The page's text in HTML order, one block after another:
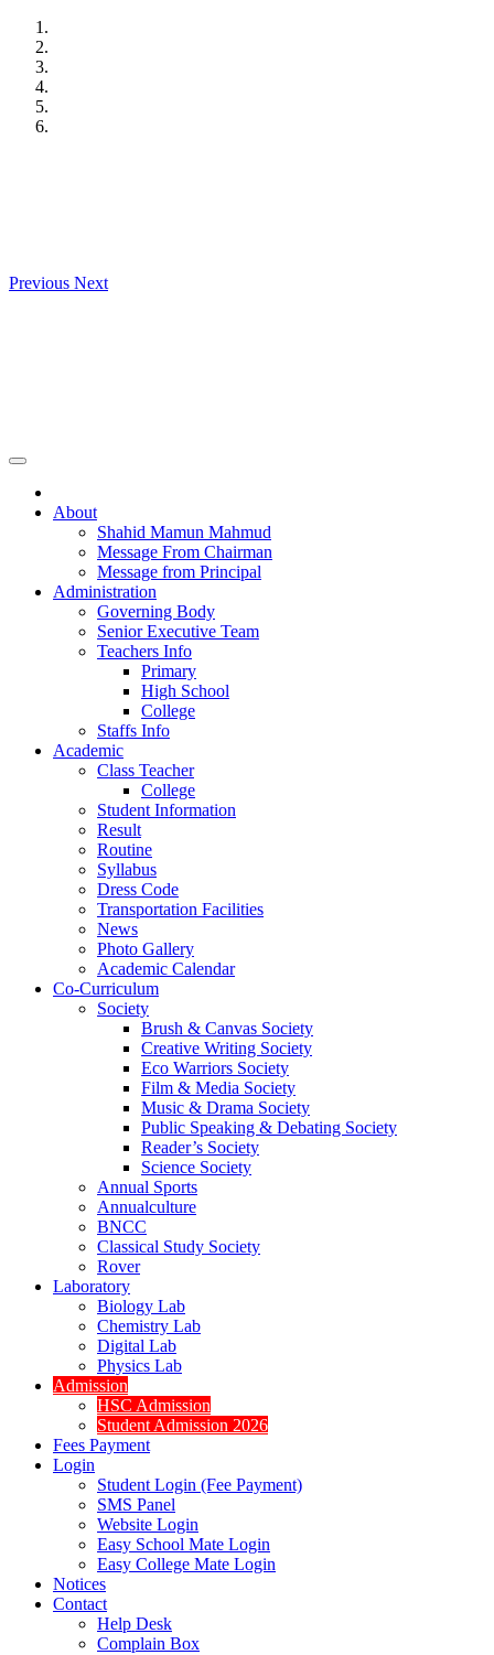
Skip
content
Previous Next
About
Shahid Mamun Mahmud
Message From Chairman
Message from Principal
Administration
Governing Body
Senior Executive Team
Teachers Info
Primary
High School
College
Staffs Info
Academic
Class Teacher
College
Student Information
Result
Routine
Syllabus
Dress Code
Transportation Facilities
News
Photo Gallery
Academic Calendar
Co-Curriculum
Society
Brush & Canvas Society
Creative Writing Society
Eco Warriors Society
Film & Media Society
Music & Drama Society
Public Speaking & Debating Society
Reader’s Society
Science Society
Annual Sports
Annualculture
BNCC
Classical Study Society
Rover
Laboratory
Biology Lab
Chemistry Lab
Digital Lab
Physics Lab
Admission
HSC Admission
Student Admission 2026
Fees Payment
Login
Student Login (Fee Payment)
SMS Panel
Website Login
Easy School Mate Login
Easy College Mate Login
Notices
Contact
Help Desk
Complain Box